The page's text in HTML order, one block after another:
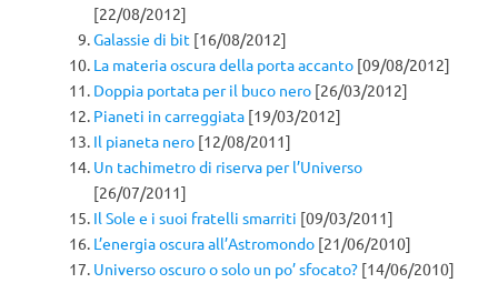
[22/08/2012]
Galassie di bit [16/08/2012]
La materia oscura della porta accanto [09/08/2012]
Doppia portata per il buco nero [26/03/2012]
Pianeti in carreggiata [19/03/2012]
Il pianeta nero [12/08/2011]
Un tachimetro di riserva per l’Universo
[26/07/2011]
Il Sole e i suoi fratelli smarriti [09/03/2011]
L’energia oscura all’Astromondo [21/06/2010]
Universo oscuro o solo un po’ sfocato? [14/06/2010]